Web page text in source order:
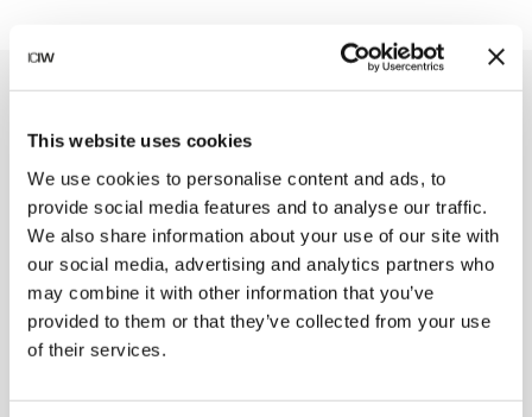
This website uses cookies
We use cookies to personalise content and ads, to
provide social media features and to analyse our traffic.
We also share information about your use of our site with
our social media, advertising and analytics partners who
may combine it with other information that you’ve
provided to them or that they’ve collected from your use
of their services.